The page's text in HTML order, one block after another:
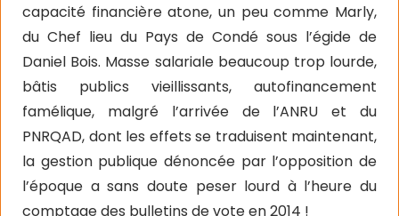
capacité financière atone, un peu comme Marly,
du Chef lieu du Pays de Condé sous l’égide de
Daniel Bois. Masse salariale beaucoup trop lourde,
bâtis publics vieillissants, autofinancement
famélique, malgré l’arrivée de l’ANRU et du
PNRQAD, dont les effets se traduisent maintenant,
la gestion publique dénoncée par l’opposition de
l’époque a sans doute peser lourd à l’heure du
comptage des bulletins de vote en 2014 !